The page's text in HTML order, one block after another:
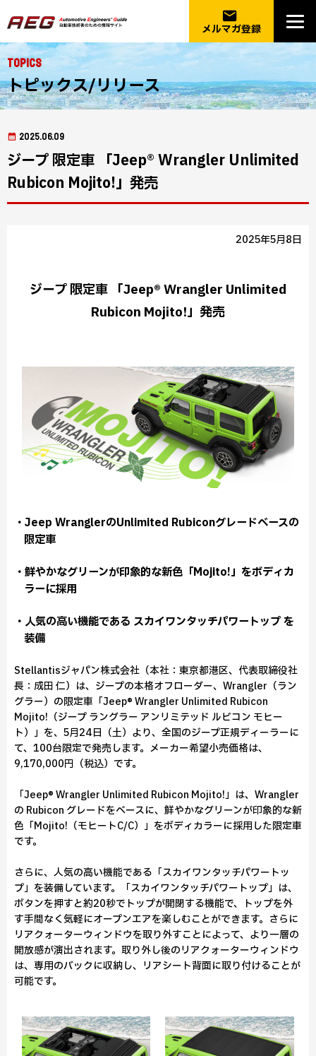
email
メルマガ登録
Topics
トピックス/リリース
2025.06.09
ジープ 限定車 「Jeep® Wrangler Unlimited
Rubicon Mojito!」発売
2025年5月8日
ジープ 限定車 「Jeep® Wrangler Unlimited
Rubicon Mojito!」発売
・Jeep WranglerのUnlimited Rubiconグレードベースの
限定車
・鮮やかなグリーンが印象的な新色「Mojito!」をボディカ
ラーに採用
・人気の高い機能である スカイワンタッチパワートップ を
装備
Stellantisジャパン株式会社（本社：東京都港区、代表取締役社
長：成田 仁）は、ジープの本格オフローダー、Wrangler（ラン
グラー）の限定車「Jeep® Wrangler Unlimited Rubicon
Mojito!（ジープ ラングラー アンリミテッド ルビコン モヒー
ト）」を、5月24日（土）より、全国のジープ正規ディーラーに
て、100台限定で発売します。メーカー希望小売価格は、
9,170,000円（税込）です。
「Jeep® Wrangler Unlimited Rubicon Mojito!」は、Wrangler
の Rubicon グレードをベースに、鮮やかなグリーンが印象的な新
色「Mojito!（モヒートC/C）」をボディカラーに採用した限定車
です。
さらに、人気の高い機能である「スカイワンタッチパワートッ
プ」を装備しています。「スカイワンタッチパワートップ」は、
ボタンを押すと約20秒でトップが開閉する機能で、トップを外
す手間なく気軽にオープンエアを楽しむことができます。さらに
リアクォーターウィンドウを取り外すことによって、より一層の
開放感が演出されます。取り外し後のリアクォーターウィンドウ
は、専用のバックに収納し、リアシート背面に取り付けることが
可能です。